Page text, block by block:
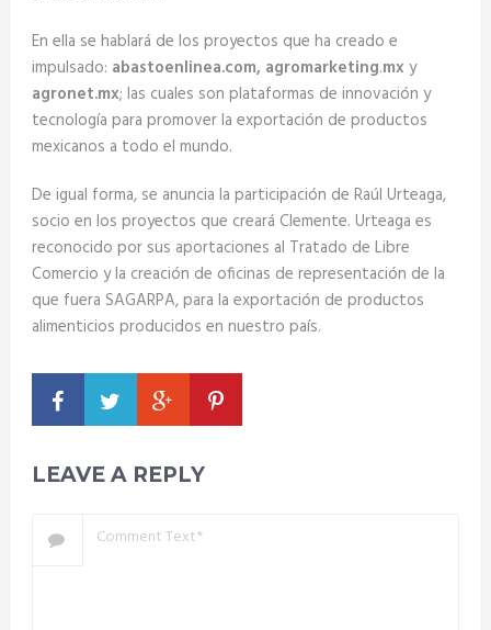
En ella se hablará de los proyectos que ha creado e
impulsado: abastoenlinea.com, agromarketing.mx y
agronet.mx; las cuales son plataformas de innovación y
tecnología para promover la exportación de productos
mexicanos a todo el mundo.
De igual forma, se anuncia la participación de Raúl Urteaga,
socio en los proyectos que creará Clemente. Urteaga es
reconocido por sus aportaciones al Tratado de Libre
Comercio y la creación de oficinas de representación de la
que fuera SAGARPA, para la exportación de productos
alimenticios producidos en nuestro país.
LEAVE A REPLY